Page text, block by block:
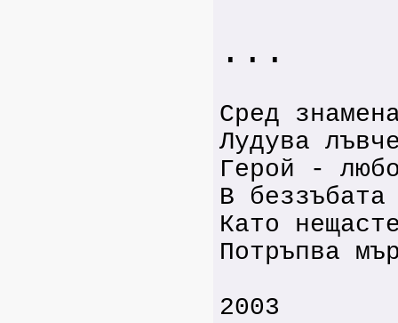
...
Сред
Лудува
Герой -
В
Като
Потръпва
2003